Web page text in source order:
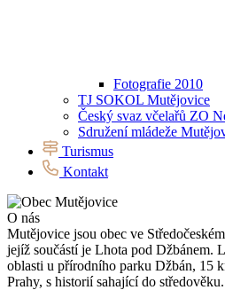
Fotografie 2010
TJ SOKOL Mutějovice
Český svaz včelařů ZO
Sdružení mládeže
Turismus
Kontakt
O nás
Mutějovice jsou obec ve
jejíž součástí je Lhota pod Džbánem.
oblasti u přírodního parku Džbán, 15
Prahy, s historií sahající do středověku.